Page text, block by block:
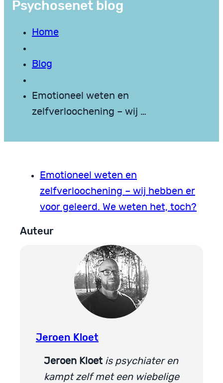
Psychosenet blog
Home
Blog
Emotioneel weten en
zelfverloochening – wij …
Emotioneel weten en
zelfverloochening – wij hebben er
voor geleerd. We weten het, toch?
Auteur
Jeroen Kloet
Jeroen Kloet is psychiater en
kampt zelf met een wiebelige